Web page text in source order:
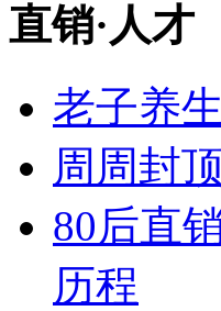
直销· 人才
老子养
周周封
80后直
历程